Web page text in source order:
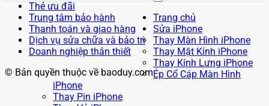
Thẻ ưu đãi
Trung tâm bảo hành
Thanh toán và giao hàng
Dịch vụ sửa chữa và bảo trì
Doanh nghiệp thân thiết
© Bản quyền thuộc về baoduy.com
Trang chủ
Sửa iPhone
Thay Màn Hình iPhone
Thay Mặt Kính iPhone
Thay Kính Lưng iPhone
Ép Cổ Cáp Màn Hình
iPhone
Thay Pin iPhone